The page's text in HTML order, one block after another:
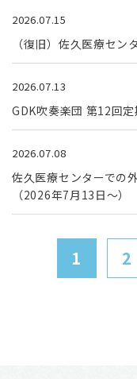
2026.07.15
（復旧）佐久医療セ
2026.07.13
GDK吹奏楽団 第12回
2026.07.08
佐久医療センターでの
（2026年7月13日～）
1 2